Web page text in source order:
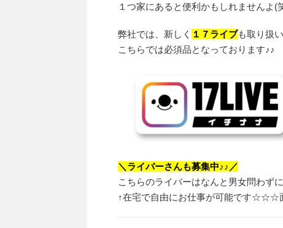
１つ家にあると便利かもしれませんよ(
弊社では、新しく １７ライブも取り扱
こちらでは必須品となっております♪♪
＼ライバーさんも募集中♪♪／
こちらのライバーはなんと男女問わず
↑在宅で自由にお仕事が可能です☆☆☆